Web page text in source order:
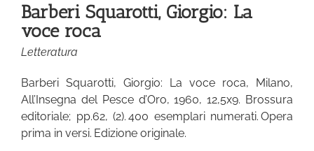
Barberi Squarotti, Giorgio: La
voce roca
Letteratura
Barberi Squarotti, Giorgio: La voce roca, Milano,
All’Insegna del Pesce d’Oro, 1960, 12,5x9. Brossura
editoriale; pp.62, (2). 400 esemplari numerati. Opera
prima in versi. Edizione originale.